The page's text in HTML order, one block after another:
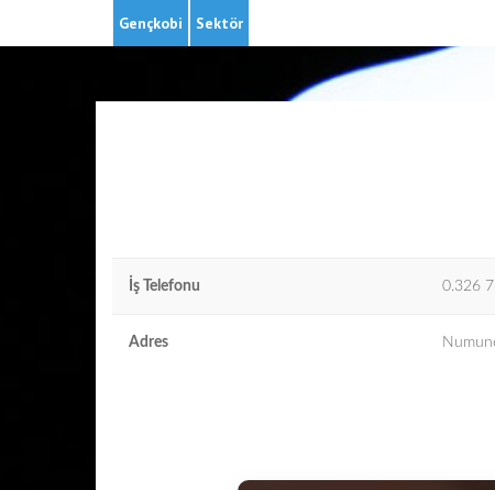
Gençkobi Sektör
İş Telefonu 0.326
Adres